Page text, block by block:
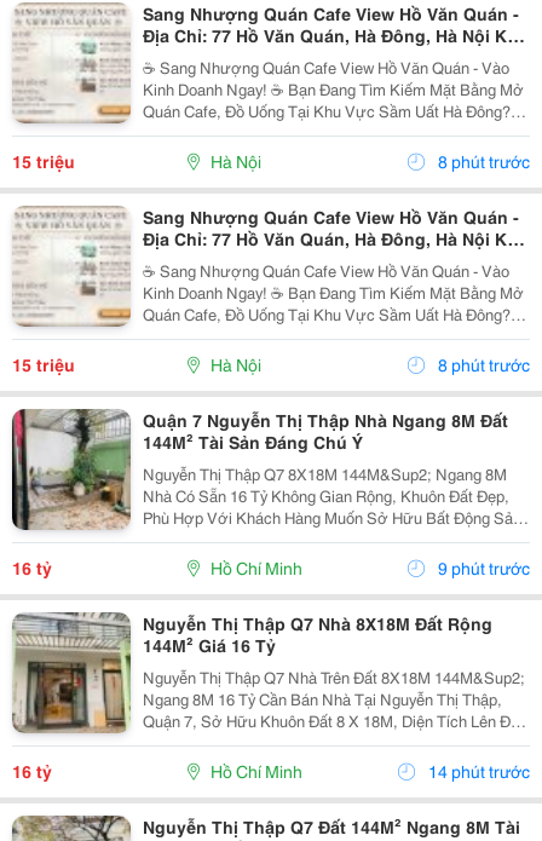
Sang Nhượng Quán Cafe View Hồ Văn Quán -
Địa Chỉ: 77 Hồ Văn Quán, Hà Đông, Hà Nội Khu
Vực Kinh Doanh Sầm Uất
☕ Sang Nhượng Quán Cafe View Hồ Văn Quán - Vào
Kinh Doanh Ngay! ☕ Bạn Đang Tìm Kiếm Mặt Bằng Mở
Quán Cafe, Đồ Uống Tại Khu Vực Sầm Uất Hà Đông?
Đây Chính Là Cơ Hội Vàng Dành Cho Bạn! Thông Tin
Chi Tiết: ◇ Địa Chỉ: 77 Hồ Văn Quán, Hà Đông, Hà...
15 triệu Hà Nội 8 phút trước
Sang Nhượng Quán Cafe View Hồ Văn Quán -
Địa Chỉ: 77 Hồ Văn Quán, Hà Đông, Hà Nội Khu
Vực Kinh Doanh Sầm Uất
☕ Sang Nhượng Quán Cafe View Hồ Văn Quán - Vào
Kinh Doanh Ngay! ☕ Bạn Đang Tìm Kiếm Mặt Bằng Mở
Quán Cafe, Đồ Uống Tại Khu Vực Sầm Uất Hà Đông?
Đây Chính Là Cơ Hội Vàng Dành Cho Bạn! Thông Tin
Chi Tiết: ◇ Địa Chỉ: 77 Hồ Văn Quán, Hà Đông, Hà...
15 triệu Hà Nội 8 phút trước
Quận 7 Nguyễn Thị Thập Nhà Ngang 8M Đất
144M² Tài Sản Đáng Chú Ý
Nguyễn Thị Thập Q7 8X18M 144M&Sup2; Ngang 8M
Nhà Có Sẵn 16 Tỷ Không Gian Rộng, Khuôn Đất Đẹp,
Phù Hợp Với Khách Hàng Muốn Sở Hữu Bất Động Sản
Diện Tích Lớn Tại Quận 7. Căn Nhà Nằm Trên Khu Đất 8
X 18M, Tổng Diện Tích 144M&Sup2;, Mặt Ngang 8M.
16 tỷ Hồ Chí Minh 9 phút trước
Nguyễn Thị Thập Q7 Nhà 8X18M Đất Rộng
144M² Giá 16 Tỷ
Nguyễn Thị Thập Q7 Nhà Trên Đất 8X18M 144M&Sup2;
Ngang 8M 16 Tỷ Cần Bán Nhà Tại Nguyễn Thị Thập,
Quận 7, Sở Hữu Khuôn Đất 8 X 18M, Diện Tích Lên Đến
144M&Sup2;. Điểm Nổi Bật Của Tài Sản Là Ngang 8M,
Tạo Lợi Thế Lớn Về Không Gian Và Khả Năng Sử...
16 tỷ Hồ Chí Minh 14 phút trước
Nguyễn Thị Thập Q7 Đất 144M² Ngang 8M Tài